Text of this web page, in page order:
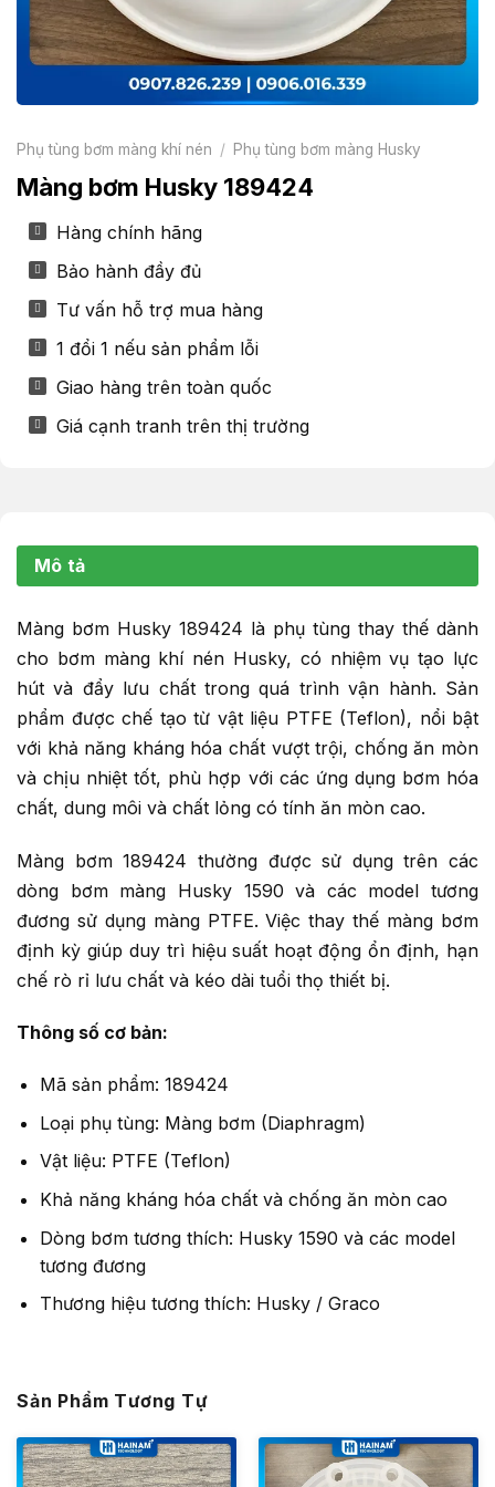
Phụ tùng bơm màng khí nén / Phụ tùng bơm màng Husky
Màng bơm Husky 189424
Hàng chính hãng
Bảo hành đầy đủ
Tư vấn hỗ trợ mua hàng
1 đổi 1 nếu sản phẩm lỗi
Giao hàng trên toàn quốc
Giá cạnh tranh trên thị trường
Mô tả
Màng bơm Husky 189424 là phụ tùng thay thế dành
cho bơm màng khí nén Husky, có nhiệm vụ tạo lực
hút và đẩy lưu chất trong quá trình vận hành. Sản
phẩm được chế tạo từ vật liệu PTFE (Teflon), nổi bật
với khả năng kháng hóa chất vượt trội, chống ăn mòn
và chịu nhiệt tốt, phù hợp với các ứng dụng bơm hóa
chất, dung môi và chất lỏng có tính ăn mòn cao.
Màng bơm 189424 thường được sử dụng trên các
dòng bơm màng Husky 1590 và các model tương
đương sử dụng màng PTFE. Việc thay thế màng bơm
định kỳ giúp duy trì hiệu suất hoạt động ổn định, hạn
chế rò rỉ lưu chất và kéo dài tuổi thọ thiết bị.
Thông số cơ bản:
Mã sản phẩm: 189424
Loại phụ tùng: Màng bơm (Diaphragm)
Vật liệu: PTFE (Teflon)
Khả năng kháng hóa chất và chống ăn mòn cao
Dòng bơm tương thích: Husky 1590 và các model
tương đương
Thương hiệu tương thích: Husky / Graco
Sản Phẩm Tương Tự